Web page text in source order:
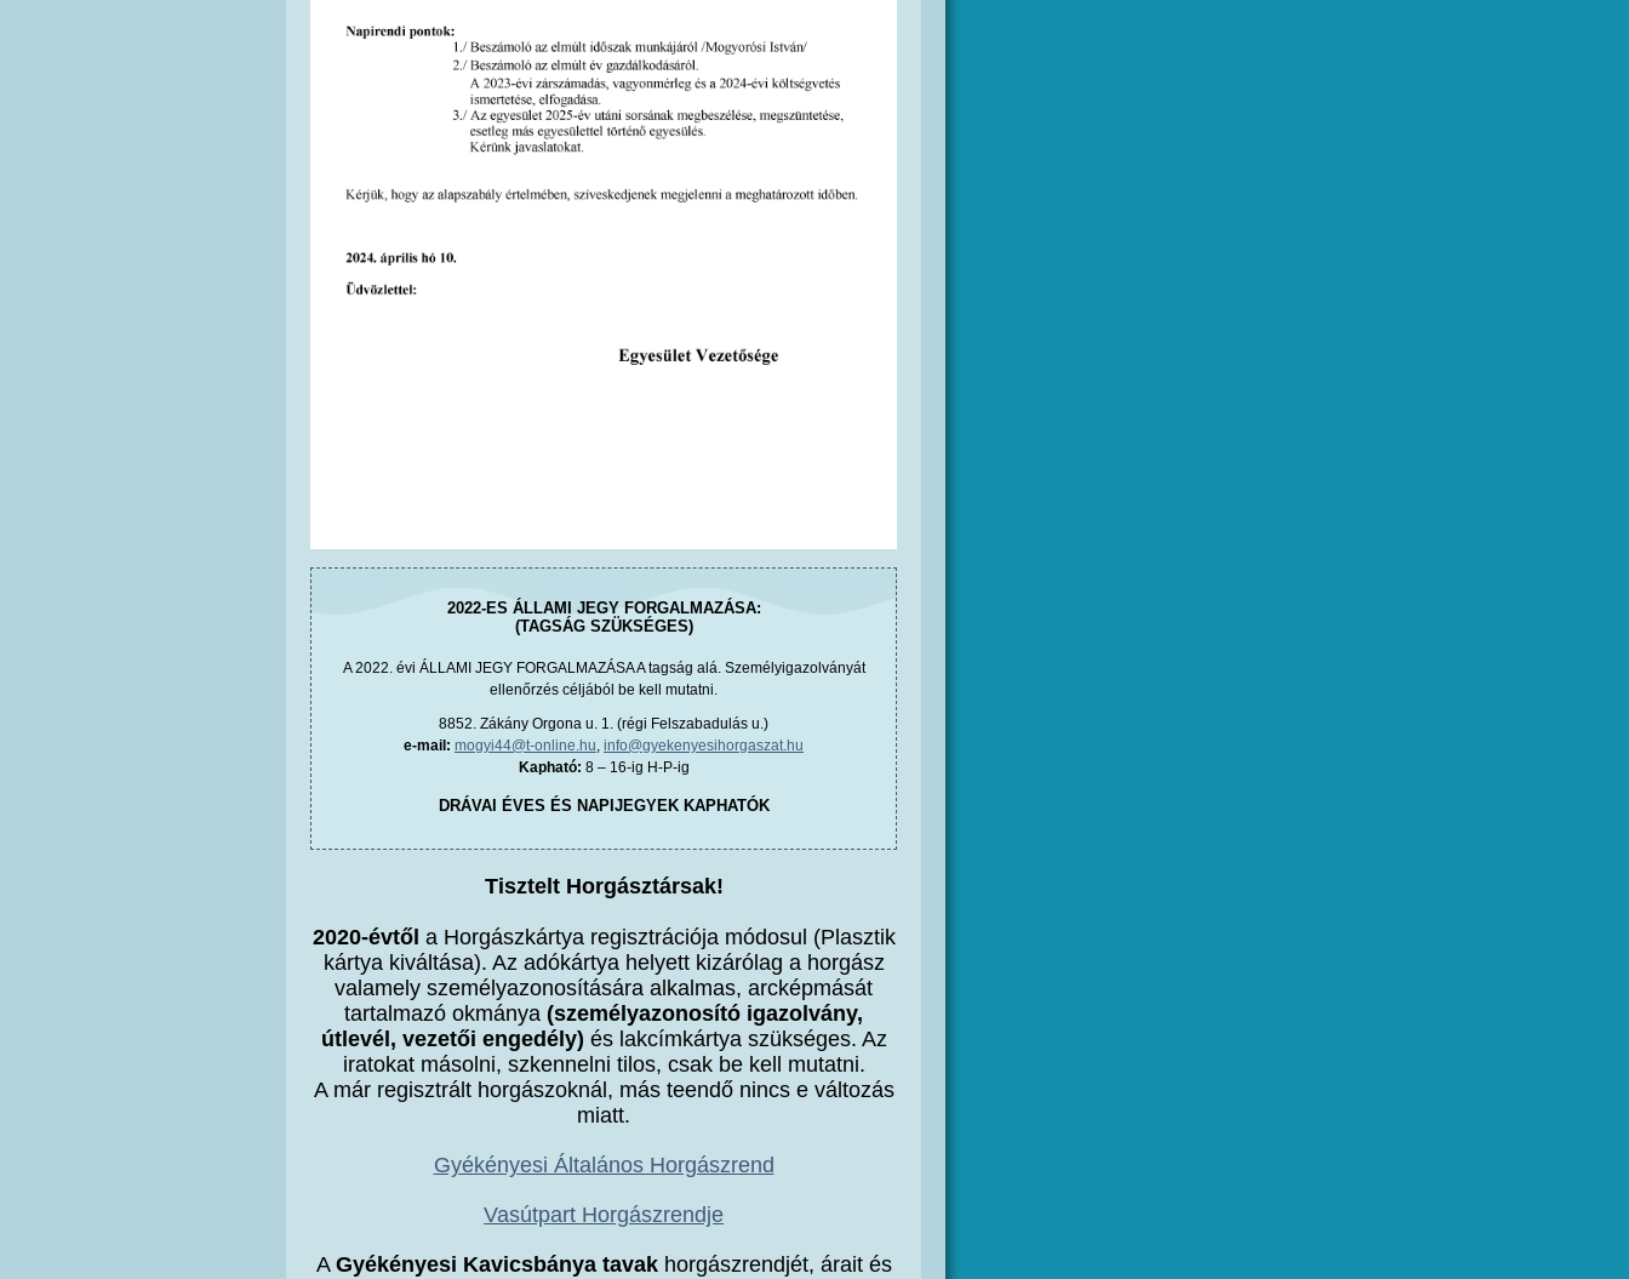
2022-ES ÁLLAMI JEGY FORGALMAZÁSA:
(TAGSÁG SZÜKSÉGES)
A 2022. évi ÁLLAMI JEGY FORGALMAZÁSA A tagság alá. Személyigazolványát
ellenőrzés céljából be kell mutatni.
8852. Zákány Orgona u. 1. (régi Felszabadulás u.)
e-mail: mogyi44@t-online.hu, info@gyekenyesihorgaszat.hu
Kapható: 8 – 16-ig H-P-ig
DRÁVAI ÉVES ÉS NAPIJEGYEK KAPHATÓK
Tisztelt Horgásztársak!
2020-évtől a Horgászkártya regisztrációja módosul (Plasztik
kártya kiváltása). Az adókártya helyett kizárólag a horgász
valamely személyazonosítására alkalmas, arcképmását
tartalmazó okmánya (személyazonosító igazolvány,
útlevél, vezetői engedély) és lakcímkártya szükséges. Az
iratokat másolni, szkennelni tilos, csak be kell mutatni.
A már regisztrált horgászoknál, más teendő nincs e változás
miatt.
Gyékényesi Általános Horgászrend
Vasútpart Horgászrendje
A Gyékényesi Kavicsbánya tavakhorgászrendjét, árait és